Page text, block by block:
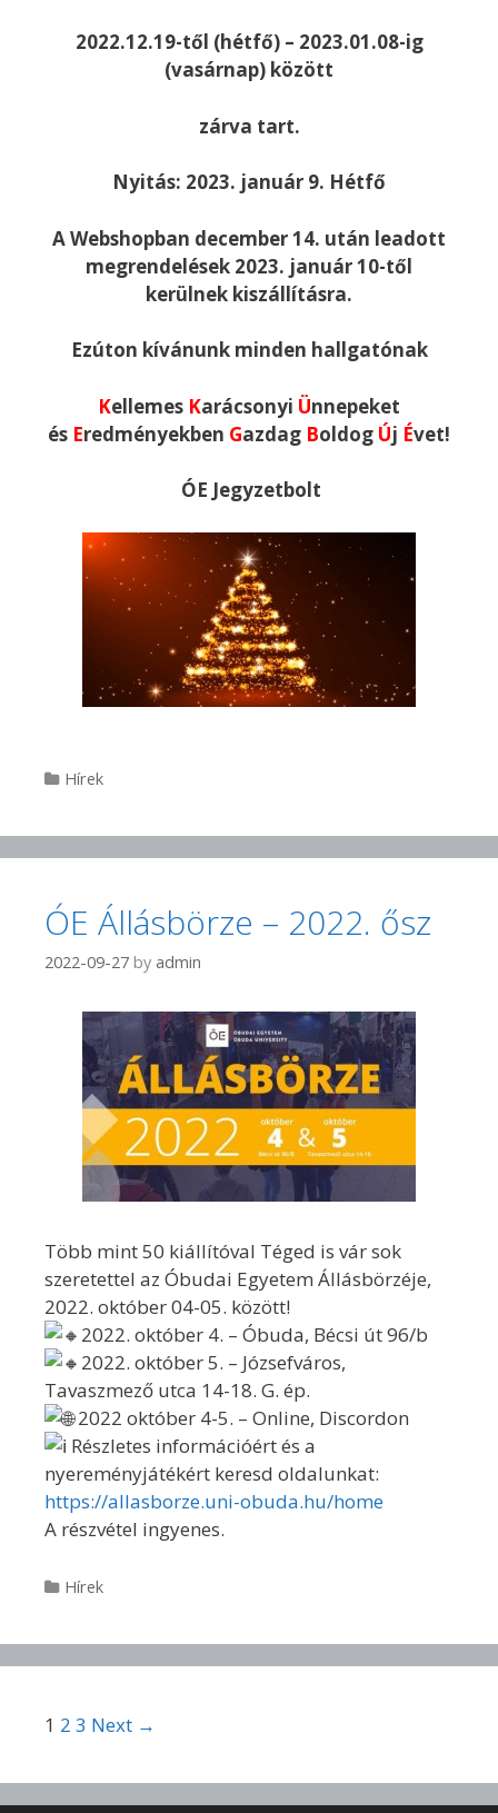
2022.12.19-től (hétfő) – 2023.01.08-ig
(vasárnap) között
zárva tart.
Nyitás: 2023. január 9. Hétfő
A Webshopban december 14. után leadott
megrendelések 2023. január 10-től
kerülnek kiszállításra.
Ezúton kívánunk minden hallgatónak
Kellemes Karácsonyi Ünnepeket
és Eredményekben Gazdag Boldog Új Évet!
ÓE Jegyzetbolt
Categories
Hírek
ÓE Állásbörze – 2022. ősz
2022-09-27 by admin
Több mint 50 kiállítóval Téged is vár sok
szeretettel az Óbudai Egyetem Állásbörzéje,
2022. október 04-05. között!
2022. október 4. – Óbuda, Bécsi út 96/b
2022. október 5. – Józsefváros,
Tavaszmező utca 14-18. G. ép.
2022 október 4-5. – Online, Discordon
Részletes információért és a
nyereményjátékért keresd oldalunkat:
https://allasborze.uni-obuda.hu/home
A részvétel ingyenes.
Categories
Hírek
Post navigation
1 2 3 Next →